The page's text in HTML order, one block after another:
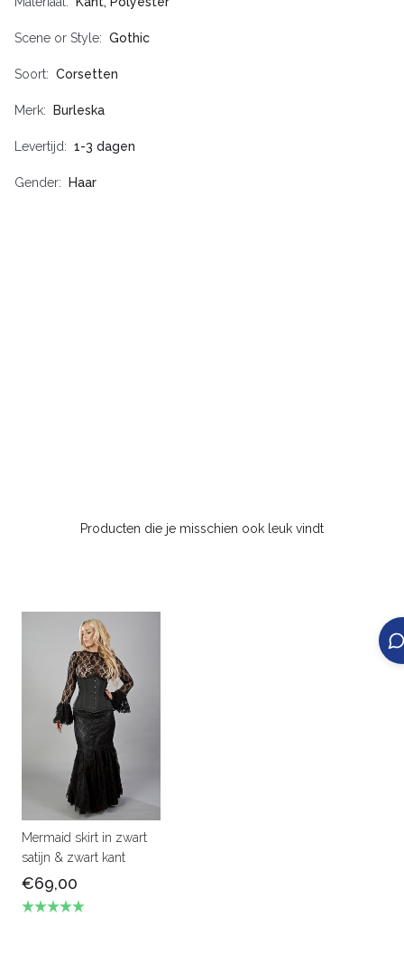
Scene or Style Gothic
Soort Corsetten
Merk Burleska
Levertijd 1-3 dagen
Gender Haar
Producten die je misschien ook leuk vindt
Mermaid skirt in zwart
satijn & zwart kant
€69,00